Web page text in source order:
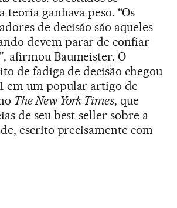
teoria ganhava peso. “Os
de decisão são aqueles
devem parar de confiar
afirmou Baumeister. O
de fadiga de decisão chegou
em um popular artigo de
The New York Times, que
de seu best-seller sobre a
escrito precisamente com